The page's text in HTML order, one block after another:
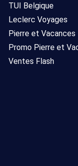
TUI Belgique
Leclerc Voyages
Pierre et Vacances
Promo Pierre et
Ventes Flash